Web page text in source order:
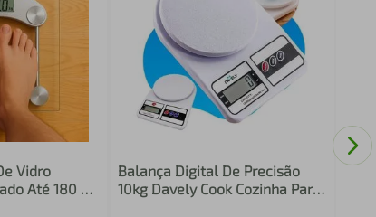
Vidro
Até 180 Kg
Balança Digital De Precisão
10kg Davely Cook Cozinha Para